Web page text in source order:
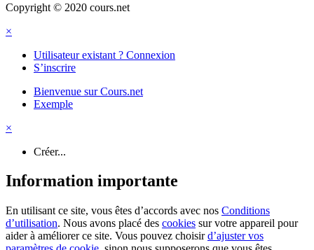
Copyright © 2020 cours.net
×
Utilisateur existant ? Connexion
S’inscrire
Bienvenue sur Cours.net
Exemple
×
Créer...
Information importante
En utilisant ce site, vous êtes d’accords avec nos Conditions
d’utilisation. Nous avons placé des cookies sur votre appareil pour
aider à améliorer ce site. Vous pouvez choisird’ajuster vos